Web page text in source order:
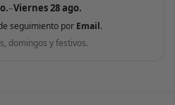
–Viernes 28 ago.
seguimiento por Email.
domingos y festivos.